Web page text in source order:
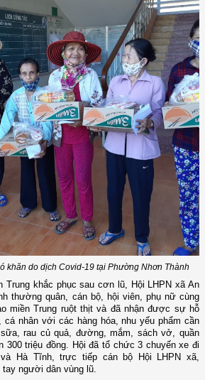
khăn do dịch Covid-19 tại Phường Nhơn Thành
Trung khắc phục sau cơn lũ, Hội LHPN xã An
thường quân, cán bộ, hội viên, phụ nữ cùng
miền Trung ruột thịt và đã nhận được sự hỗ
nhân với các hàng hóa, nhu yếu phẩm cần
rau củ quả, đường, mắm, sách vở, quần
300 triệu đồng. Hội đã tổ chức 3 chuyến xe đi
Hà Tĩnh, trực tiếp cán bộ Hội LHPN xã,
người dân vùng lũ.